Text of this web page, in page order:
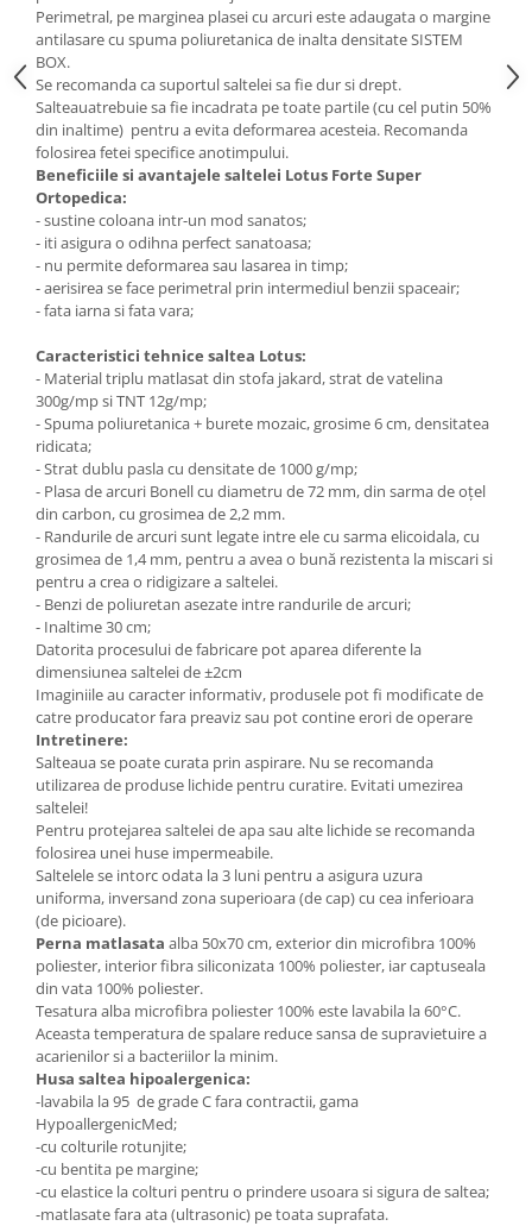
Perimetral, pe marginea plasei cu arcuri este adaugata o margine
antilasare cu spuma poliuretanica de inalta densitate SISTEM
BOX.
Se recomanda ca suportul saltelei sa fie dur si drept.
Salteauatrebuie sa fie incadrata pe toate partile (cu cel putin 50%
din inaltime) pentru a evita deformarea acesteia. Recomanda
folosirea fetei specifice anotimpului.
Beneficiile si avantajele saltelei Lotus Forte Super
Ortopedica:
- sustine coloana intr-un mod sanatos;
- iti asigura o odihna perfect sanatoasa;
- nu permite deformarea sau lasarea in timp;
- aerisirea se face perimetral prin intermediul benzii spaceair;
- fata iarna si fata vara;
Caracteristici tehnice saltea Lotus:
- Material triplu matlasat din stofa jakard, strat de vatelina
300g/mp si TNT 12g/mp;
- Spuma poliuretanica + burete mozaic, grosime 6 cm, densitatea
ridicata;
- Strat dublu pasla cu densitate de 1000 g/mp;
- Plasa de arcuri Bonell cu diametru de 72 mm, din sarma de oţel
din carbon, cu grosimea de 2,2 mm.
- Randurile de arcuri sunt legate intre ele cu sarma elicoidala, cu
grosimea de 1,4 mm, pentru a avea o bună rezistenta la miscari si
pentru a crea o ridigizare a saltelei.
- Benzi de poliuretan asezate intre randurile de arcuri;
- Inaltime 30 cm;
Datorita procesului de fabricare pot aparea diferente la
dimensiunea saltelei de ±2cm
Imaginiile au caracter informativ, produsele pot fi modificate de
catre producator fara preaviz sau pot contine erori de operare
Intretinere:
Salteaua se poate curata prin aspirare. Nu se recomanda
utilizarea de produse lichide pentru curatire. Evitati umezirea
saltelei!
Pentru protejarea saltelei de apa sau alte lichide se recomanda
folosirea unei huse impermeabile.
Saltelele se intorc odata la 3 luni pentru a asigura uzura
uniforma, inversand zona superioara (de cap) cu cea inferioara
(de picioare).
Perna matlasata alba 50x70 cm, exterior din microfibra 100%
poliester, interior fibra siliconizata 100% poliester, iar captuseala
din vata 100% poliester.
Tesatura alba microfibra poliester 100% este lavabila la 60°C.
Aceasta temperatura de spalare reduce sansa de supravietuire a
acarienilor si a bacteriilor la minim.
Husa saltea hipoalergenica:
-lavabila la 95 de grade C fara contractii, gama
HypoallergenicMed;
-cu colturile rotunjite;
-cu bentita pe margine;
-cu elastice la colturi pentru o prindere usoara si sigura de saltea;
-matlasate fara ata (ultrasonic) pe toata suprafata.